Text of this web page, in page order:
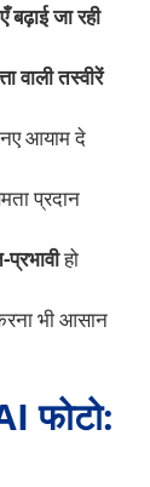
बढ़ाई जा रही
वाली तस्वीरें
आयाम दे
प्रदान
हो
भी आसान
फोटो: